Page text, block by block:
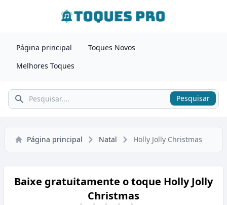
Página principal
Toques Novos
Melhores Toques
Pesquisar Pesquisar
Página principal Natal Holly Jolly Christmas
Baixe gratuitamente o toque Holly Jolly
Christmas